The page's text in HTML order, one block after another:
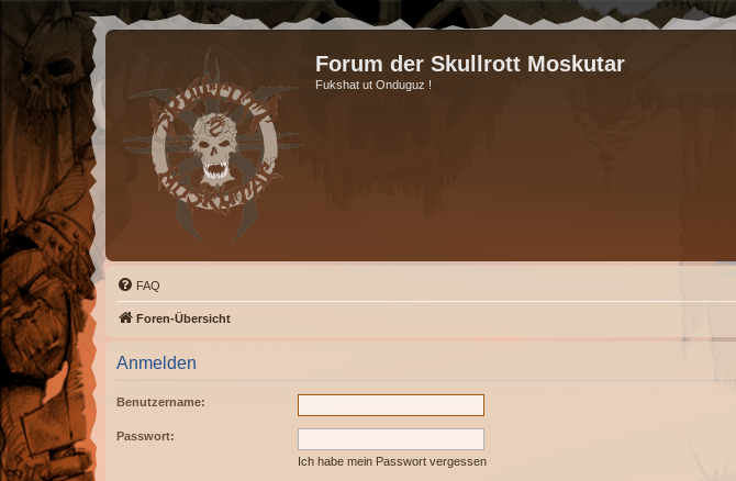
Forum der Skullrott Moskutar
Fukshat ut Onduguz !
FAQ
Foren-Übersicht
Anmelden
Benutzername:
Passwort:
Ich habe mein Passwort vergessen